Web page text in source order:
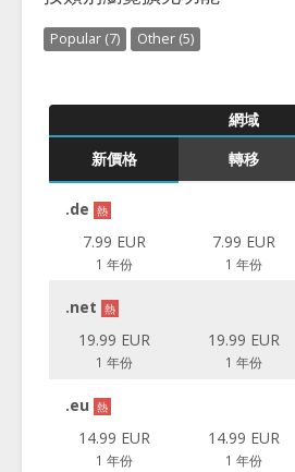
Popular (7) Other (5)
網域
新價格
轉移
.de 熱
7.99 EUR
1 年份
7.99 EUR
1 年份
.net 熱
19.99 EUR
1 年份
19.99 EUR
1 年份
.eu 熱
14.99 EUR
1 年份
14.99 EUR
1 年份